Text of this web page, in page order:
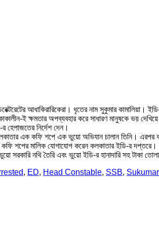
আধাকিরারিকেরা। ধৃতের নাম সুকুমার
ই ক্ষমতার অপব্যবহার করে সাধারণ মানুষকে ভয়
হেপাজতের নির্দেশ দেন।
এক কফি শপে এক ভুয়ো অভিযান চালান তিনি।
শপের মালিক যোগাযোগ করেন কলকাতার ইডি-র
সরকারি নথি তৈরি এবং ভুয়ো ইডি-র হানাদারি সহ টাকা
, ED, Head Constable, SSB,